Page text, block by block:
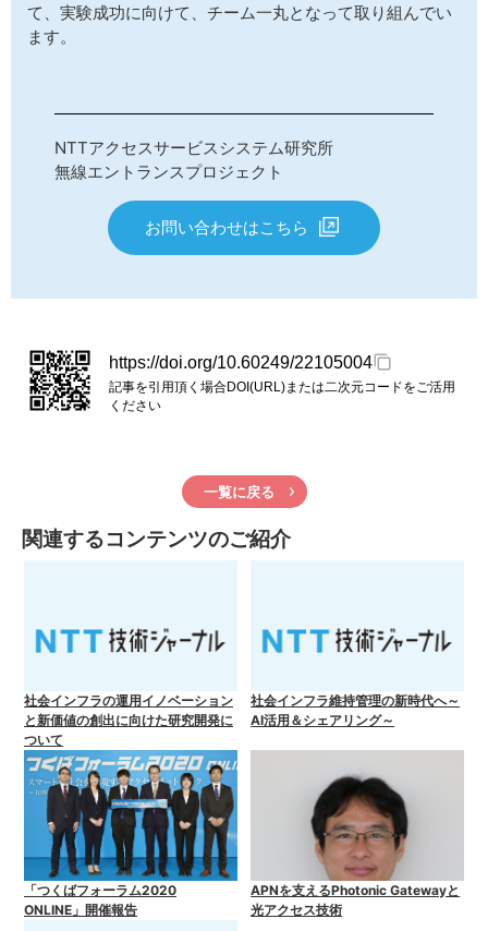
て、実験成功に向けて、チーム一丸となって取り組んでい
ます。
NTTアクセスサービスシステム研究所
無線エントランスプロジェクト
お問い合わせはこちら
https://doi.org/10.60249/22105004
記事を引用頂く場合DOI(URL)または二次元コードをご活用
ください
一覧に戻る
関連するコンテンツのご紹介
社会インフラの運用イノベーション
と新価値の創出に向けた研究開発に
ついて
社会インフラ維持管理の新時代へ～
AI活用＆シェアリング～
「つくばフォーラム2020
ONLINE」開催報告
APNを支えるPhotonic Gatewayと
光アクセス技術